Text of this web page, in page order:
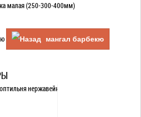
малая (250-300-400мм)
мангал барбекю